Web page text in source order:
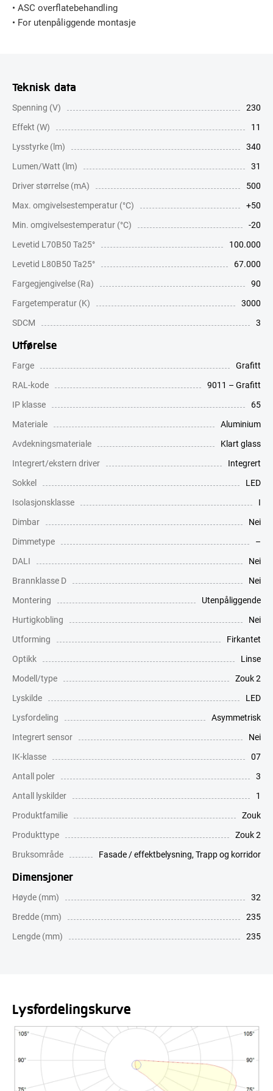
• ASC overflatebehandling
• For utenpåliggende montasje
Teknisk data
Spenning (V)
230
Effekt (W)
11
Lysstyrke (lm)
340
Lumen/Watt (lm)
31
Driver størrelse (mA)
500
Max. omgivelsestemperatur (°C)
+50
Min. omgivelsestemperatur (°C)
-20
Levetid L70B50 Ta25°
100.000
Levetid L80B50 Ta25°
67.000
Fargegjengivelse (Ra)
90
Fargetemperatur (K)
3000
SDCM
3
Utførelse
Farge
Grafitt
RAL-kode
9011 – Grafitt
IP klasse
65
Materiale
Aluminium
Avdekningsmateriale
Klart glass
Integrert/ekstern driver
Integrert
Sokkel
LED
Isolasjonsklasse
I
Dimbar
Nei
Dimmetype
–
DALI
Nei
Brannklasse D
Nei
Montering
Utenpåliggende
Hurtigkobling
Nei
Utforming
Firkantet
Optikk
Linse
Modell/type
Zouk 2
Lyskilde
LED
Lysfordeling
Asymmetrisk
Integrert sensor
Nei
IK-klasse
07
Antall poler
3
Antall lyskilder
1
Produktfamilie
Zouk
Produkttype
Zouk 2
Bruksområde
Fasade / effektbelysning, Trapp og korridor
Dimensjoner
Høyde (mm)
32
Bredde (mm)
235
Lengde (mm)
235
Lysfordelingskurve